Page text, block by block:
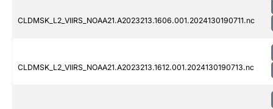
CLDMSK_L2_VIIRS_NOAA21.A2023213.1606.001.2024130190711.nc
CLDMSK_L2_VIIRS_NOAA21.A2023213.1612.001.2024130190713.nc